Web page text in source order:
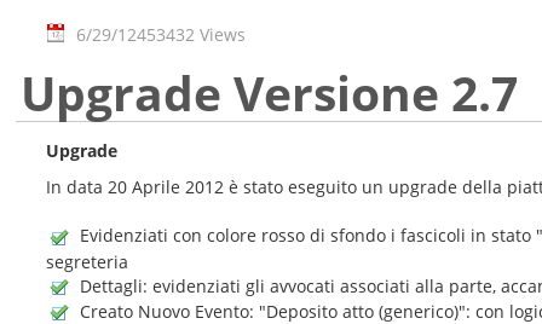
6/29/12453432 Views
Upgrade Versione 2.7
Upgrade
In data 20 Aprile 2012 è stato eseguito un upgrade della
Evidenziati con colore rosso di sfondo i fascicoli in
segreteria
Dettagli: evidenziati gli avvocati associati alla parte,
Creato Nuovo Evento: "Deposito atto (generico)": con